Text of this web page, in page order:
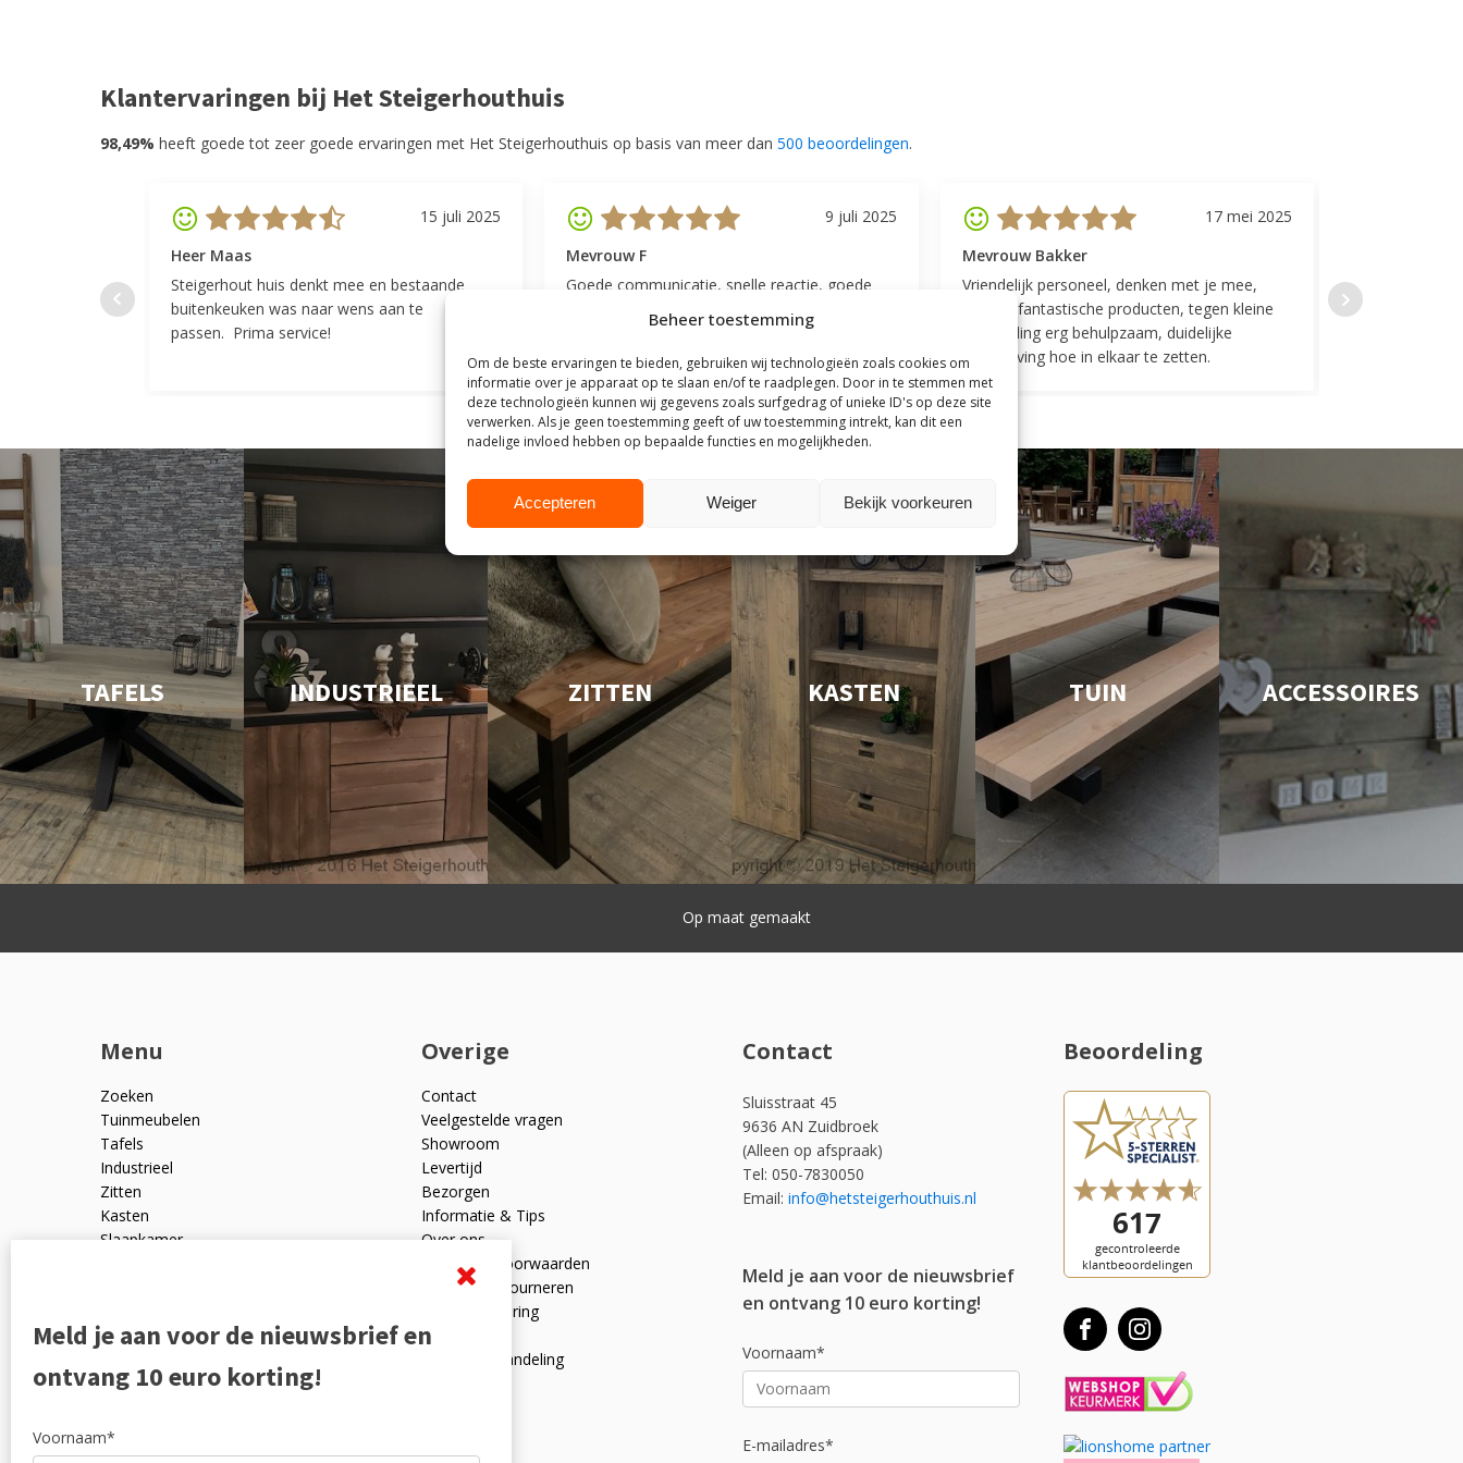
Beheer toestemming
Om de beste ervaringen te bieden, gebruiken wij technologieën zoals cookies om
informatie over je apparaat op te slaan en/of te raadplegen. Door in te stemmen met
deze technologieën kunnen wij gegevens zoals surfgedrag of unieke ID's op deze site
verwerken. Als je geen toestemming geeft of uw toestemming intrekt, kan dit een
nadelige invloed hebben op bepaalde functies en mogelijkheden.
Accepteren Weiger Bekijk voorkeuren
Klantervaringen bij Het Steigerhouthuis
98,49% heeft goede tot zeer goede ervaringen met Het Steigerhouthuis op basis van meer dan 500 beoordelingen.
15 juli 2025
Heer Maas
Steigerhout huis denkt mee en bestaande
buitenkeuken was naar wens aan te
passen. Prima service!
9 juli 2025
Mevrouw F
Goede communicatie, snelle reactie, goede
17 mei 2025
Mevrouw Bakker
Vriendelijk personeel, denken met je mee,
leveren fantastische producten, tegen kleine
vergoeding erg behulpzaam, duidelijke
beschrijving hoe in elkaar te zetten.
Top geregeld!
indelingen die
TAFELS INDUSTRIEEL ZITTEN KASTEN TUIN ACCESSOIRES
Snelle levering
Menu
Zoeken
Tuinmeubelen
Tafels
Industrieel
Zitten
Kasten
Slaapkamer
Outlet
Overige
Contact
Veelgestelde vragen
Showroom
Levertijd
Bezorgen
Informatie & Tips
Over ons
Algemene voorwaarden
Ruilen en retourneren
Privacyverklaring
Reviewpolicy
Klachtenafhandeling
Contact
Sluisstraat 45
9636 AN Zuidbroek
(Alleen op afspraak)
Tel: 050-7830050
Email: info@hetsteigerhouthuis.nl
Meld je aan voor de nieuwsbrief
en ontvang 10 euro korting!
Voornaam*
E-mailadres*
Beoordeling
Meld je aan voor de nieuwsbrief en
ontvang 10 euro korting!
Voornaam*